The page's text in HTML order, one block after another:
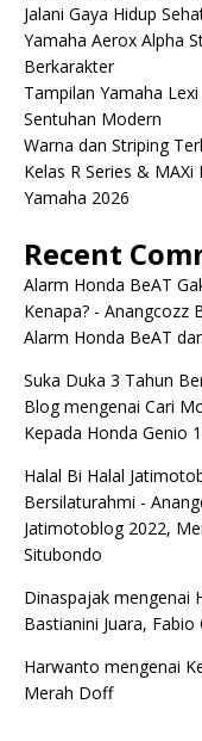
Jalani Gaya Hidup
Yamaha Aerox Alpha
Berkarakter
Tampilan Yamaha
Sentuhan Modern
Warna dan Striping
Kelas R Series &
Yamaha 2026
Recent
Alarm Honda BeAT
Kenapa? - Anangcozz
Alarm Honda BeAT
Suka Duka 3 Tahun
Blogmengenai Cari
Kepada Honda Genio
Halal Bi Halal
Bersilaturahmi -
Jatimotoblog 2022,
Situbondo
Dinaspajak mengenai
Bastianini Juara, Fabio
Harwanto mengenai
Merah Doff